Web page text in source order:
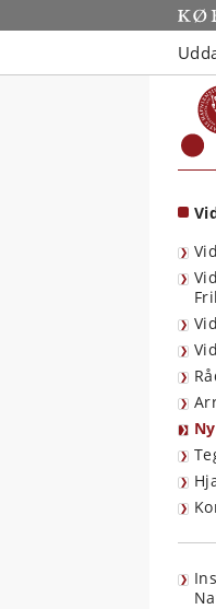
Start